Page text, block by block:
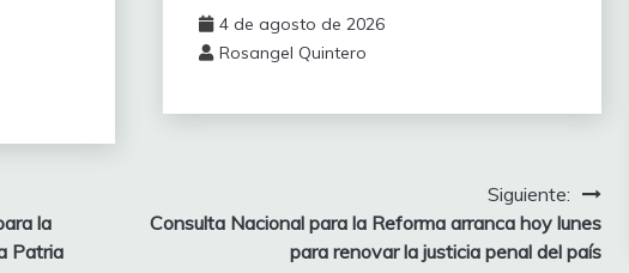
4 de agosto de 2026
Rosangel Quintero
la
Patria
Siguiente:
Consulta Nacional para la Reforma arranca hoy lunes
para renovar la justicia penal del país